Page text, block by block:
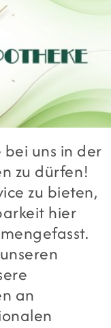
uns in der
zu dürfen!
zu bieten,
hier
an